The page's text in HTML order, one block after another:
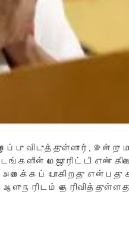
விடுத்துள்ளார். இன்று
மெஜாரிட்டி எண்
போகிறது என்பது